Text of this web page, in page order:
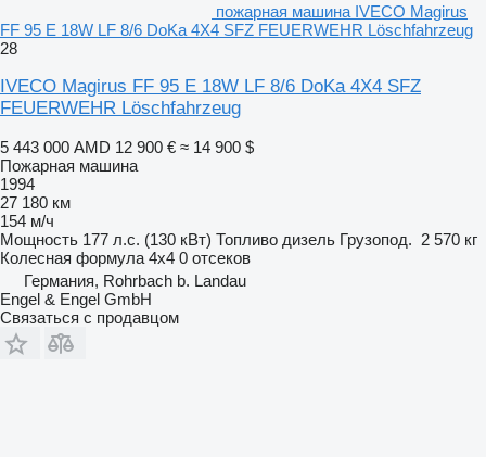
пожарная машина IVECO Magirus
FF 95 E 18W LF 8/6 DoKa 4X4 SFZ FEUERWEHR Löschfahrzeug
28
IVECO Magirus FF 95 E 18W LF 8/6 DoKa 4X4 SFZ
FEUERWEHR Löschfahrzeug
5 443 000 AMD 12 900 € ≈ 14 900 $
Пожарная машина
1994
27 180 км
154 м/ч
Мощность 177 л.с. (130 кВт) Топливо дизель Грузопод. 2 570 кг
Колесная формула 4x4 0 отсеков
Германия, Rohrbach b. Landau
Engel & Engel GmbH
Связаться с продавцом